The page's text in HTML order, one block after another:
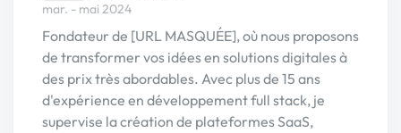
mar. - mai 2024
Fondateur de [URL MASQUÉE], où nous proposons
de transformer vos idées en solutions digitales à
des prix très abordables. Avec plus de 15 ans
d'expérience en développement full stack, je
supervise la création de plateformes SaaS,